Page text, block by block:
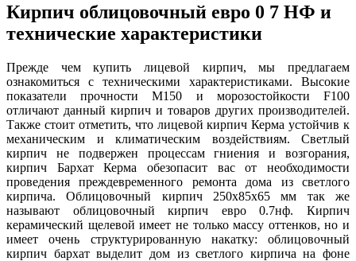
Кирпич облицовочный евро 0 7 НФ и
технические характеристики
Прежде чем купить лицевой кирпич, мы предлагаем
ознакомиться с техническими характеристиками. Высокие
показатели прочности М150 и морозостойкости F100
отличают данный кирпич и товаров других производителей.
Также стоит отметить, что лицевой кирпич Керма устойчив к
механическим и климатическим воздействиям. Светлый
кирпич не подвержен процессам гниения и возгорания,
кирпич Бархат Керма обезопасит вас от необходимости
проведения преждевременного ремонта дома из светлого
кирпича. Облицовочный кирпич 250х85х65 мм так же
называют облицовочный кирпич евро 0.7нф. Кирпич
керамический щелевой имеет не только массу оттенков, но и
имеет очень структурированную накатку: облицовочный
кирпич бархат выделит дом из светлого кирпича на фоне